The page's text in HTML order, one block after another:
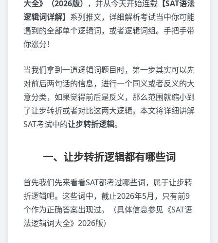
大全》（2026版） ，并从今天开始连载 【SAT语法
逻辑词详解】 系列推文，详细解析考试当中你可能
遇到的全部单个逻辑词，或者逻辑词组。手把手带
你涨分！
当我们拿到一道逻辑词题目时，第一步其实可以先
对前后两句话的信息，进行一个同义或者反义的大
意分类，如果觉得前后是反义，那么范围就缩小到
了让步转折或者对比这两大逻辑。本文将详细讲解
SAT考试中的让步转折逻辑。
一、让步转折逻辑都有哪些词
首先我们先来看看SAT都考过哪些词，属于让步转
折逻辑吧。这些词中，截止2026年5月，只有前9
个作为正确答案出现过。（具体信息参见《SAT语
法逻辑词大全》2026版）